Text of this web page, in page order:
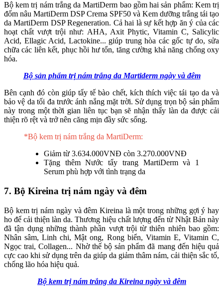
Bộ kem trị nám trắng da MartiDerm bao gồm hai sản phẩm: Kem trị
đốm nâu MartiDerm DSP Crema SPF50 và Kem dưỡng trắng tái tạo
da MartiDerm DSP Regeneration. Cả hai là sự kết hợp ăn ý của các
hoạt chất vượt trội như: AHA, Axit Phytic, Vitamin C, Salicylic
Acid, Ellagic Acid, Lactokine... giúp trung hòa các gốc tự do, sửa
chữa các liên kết, phục hồi hư tổn, tăng cường khả năng chống oxy
hóa.
Bộ sản phẩm trị nám trắng da Martiderm ngày và đêm
Bên cạnh đó còn giúp tẩy tế bào chết, kích thích việc tái tạo da và
bảo vệ da tối đa trước ánh nắng mặt trời. Sử dụng trọn bộ sản phẩm
này trong một thời gian liên tục bạn sẽ nhận thấy làn da được cải
thiện rõ rệt và trở nên căng mịn đầy sức sống.
*Bộ kem trị nám trắng da MartiDerm:
Giảm từ 3.634.000VNĐ còn 3.270.000VNĐ
Tặng thêm Nước tẩy trang MartiDerm và 1
Serum phù hợp với tình trạng da
7. Bộ Kireina trị nám ngày và đêm
Bộ kem trị nám ngày và đêm Kireina là một trong những gợi ý hay
ho để cải thiện làn da. Thương hiệu chất lượng đến từ Nhật Bản này
đã tận dụng những thành phần vượt trội từ thiên nhiên bao gồm:
Nhân sâm, Linh chi, Mật ong, Rong biển, Vitamin E, Vitamin C,
Ngọc trai, Collagen... Nhờ thế bộ sản phẩm đã mang đến hiệu quả
cực cao khi sử dụng trên da giúp da giảm thâm nám, cải thiện sắc tố,
chống lão hóa hiệu quả.
Bộ kem trị nám trắng da Kireina ngày và đêm